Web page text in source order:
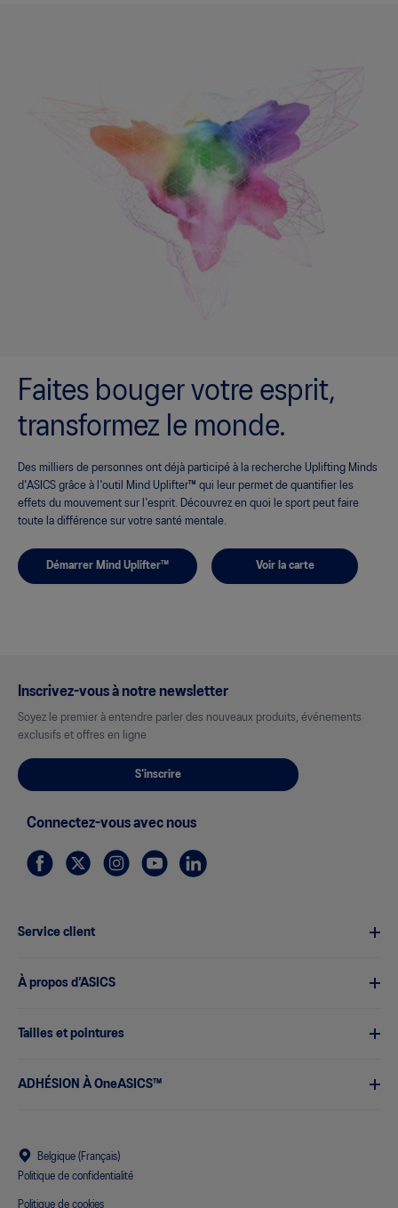
Faites bouger votre esprit,
transformez le monde.
Des milliers de personnes ont déjà participé à la recherche Uplifting Minds
d'ASICS grâce à l'outil Mind Uplifter™ qui leur permet de quantifier les
effets du mouvement sur l'esprit. Découvrez en quoi le sport peut faire
toute la différence sur votre santé mentale.
Démarrer Mind Uplifter™ Voir la carte
Inscrivez-vous à notre newsletter
Soyez le premier à entendre parler des nouveaux produits, événements
exclusifs et offres en ligne
S'inscrire
Connectez-vous avec nous
Service client
À propos d’ASICS
Tailles et pointures
ADHÉSION À OneASICS™
Belgique (Français)
Politique de confidentialité
Politique de cookies